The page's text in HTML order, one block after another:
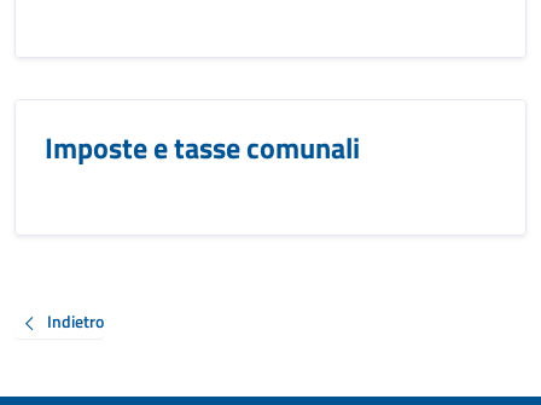
Imposte e tasse comunali
Indietro